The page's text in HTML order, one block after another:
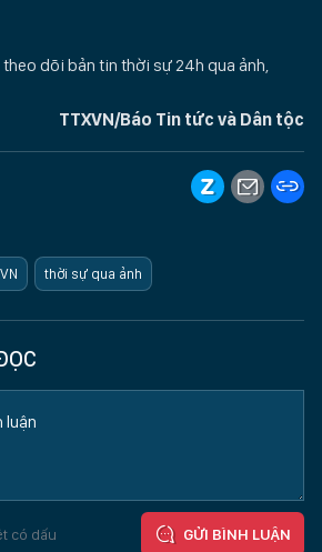
dõi bản tin thời sự 24h qua ảnh,
TTXVN/Báo Tin tức và Dân tộc
thời sự qua ảnh
có dấu GỬI BÌNH LUẬN